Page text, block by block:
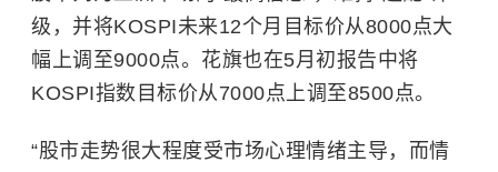
级，并将KOSPI未来12个月目标价从8000点大
幅上调至9000点。花旗也在5月初报告中将
KOSPI指数目标价从7000点上调至8500点。
“股市走势很大程度受市场心理情绪主导，而情